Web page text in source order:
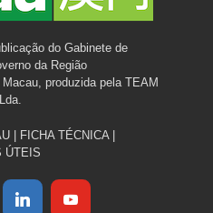
do Gabinete de
da Região
produzida pela TEAM
| FICHA TÉCNICA|
ÚTEIS